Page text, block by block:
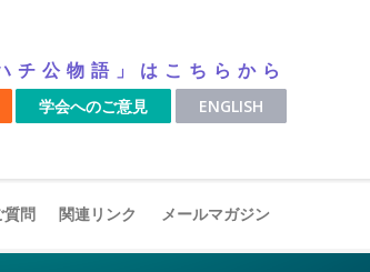
チ公物語」はこちらから
学会へのご意見 ENGLISH
質問 関連リンク メールマガジン